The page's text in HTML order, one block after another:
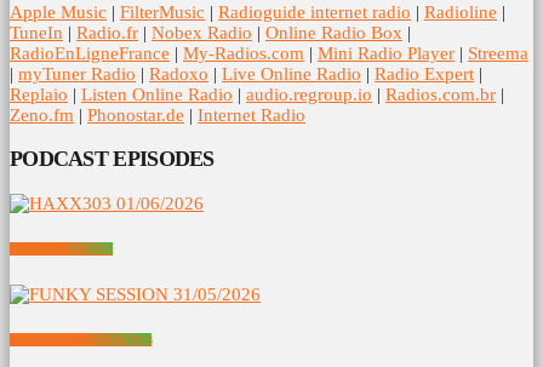
Apple Music | FilterMusic | Radioguide internet radio | Radioline |
TuneIn | Radio.fr | Nobex Radio | Online Radio Box |
RadioEnLigneFrance | My-Radios.com | Mini Radio Player | Streema
| myTuner Radio | Radoxo | Live Online Radio | Radio Expert |
Replaio | Listen Online Radio | audio.regroup.io | Radios.com.br |
Zeno.fm | Phonostar.de | Internet Radio
PODCAST EPISODES
HAXX303 01/06/2026
FUNKY SESSION 31/05/2026